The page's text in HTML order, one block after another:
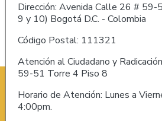
Dirección: Avenida Calle 26 # 59-
9 y 10) Bogotá D.C. - Colombia
Código Postal: 111321
Atención al Ciudadano y
59-51 Torre 4 Piso 8
Horario de Atención: Lunes a
4:00pm.